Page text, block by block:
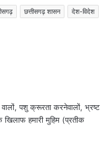
छत्तीसगढ़ शासन
देश-विदेश
वालों, पशु क्रूरता करनेवालों, भ्रष्ट
खिलाफ हमारी मुहिम (प्रतीक